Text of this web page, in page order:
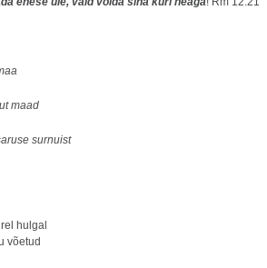
maad
surnuist
hulgal
võetud